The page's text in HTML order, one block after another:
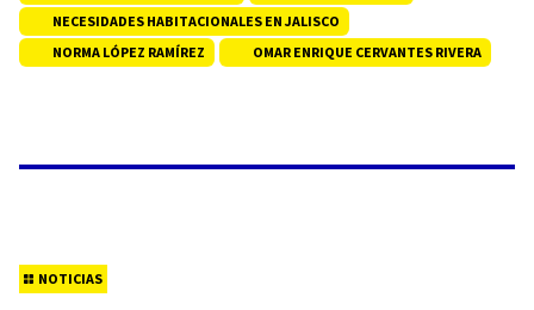
NECESIDADES HABITACIONALES EN JALISCO
NORMA LÓPEZ RAMÍREZ
OMAR ENRIQUE CERVANTES RIVERA
NOTICIAS